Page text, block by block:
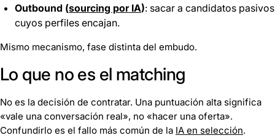
Outbound (sourcing por IA): sacar a candidatos pasivos
cuyos perfiles encajan.
Mismo mecanismo, fase distinta del embudo.
Lo que no es el matching
No es la decisión de contratar. Una puntuación alta significa
«vale una conversación real», no «hacer una oferta».
Confundirlo es el fallo más común de la IA en selección.